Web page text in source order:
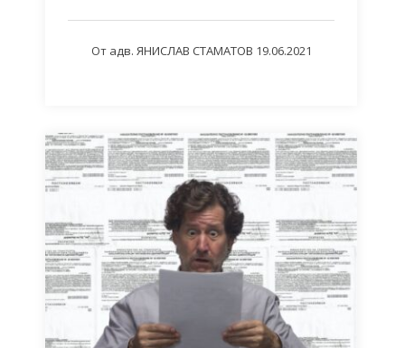
От адв. ЯНИСЛАВ СТАМАТОВ 19.06.2021